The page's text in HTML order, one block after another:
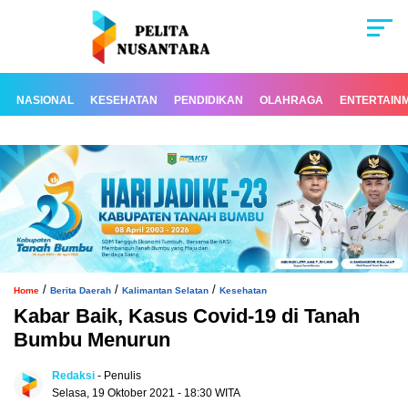
NASIONAL KESEHATAN PENDIDIKAN OLAHRAGA
Home / Berita Daerah / Kalimantan Selatan / Kesehatan
Kabar Baik, Kasus Covid-19 di Tanah
Bumbu Menurun
Redaksi - Penulis
Selasa, 19 Oktober 2021 - 18:30 WITA